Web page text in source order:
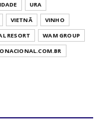
URA
VIETNÃ
VINHO
RESORT
WAM GROUP